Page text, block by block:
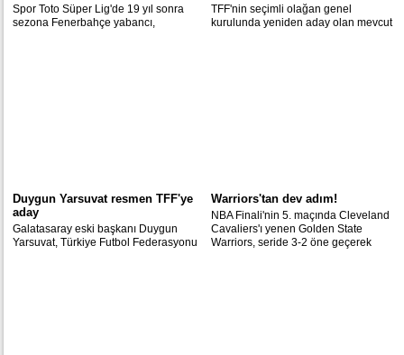
Spor Toto Süper Lig'de 19 yıl sonra
sezona Fenerbahçe yabancı,
TFF'nin seçimli olağan genel
kurulunda yeniden aday olan mevcut
Duygun Yarsuvat resmen TFF'ye
aday
Galatasaray eski başkanı Duygun
Yarsuvat, Türkiye Futbol Federasyonu
Warriors'tan dev adım!
NBA Finali'nin 5. maçında Cleveland
Cavaliers'ı yenen Golden State
Warriors, seride 3-2 öne geçerek